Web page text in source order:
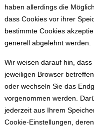
haben allerdings die
dass Cookies vor ihrer
bestimmte Cookies
generell abgelehnt werden.
Wir weisen darauf hin,
jeweiligen Browser
oder wechseln Sie das
vorgenommen werden.
jederzeit aus Ihrem
Cookie-Einstellungen,